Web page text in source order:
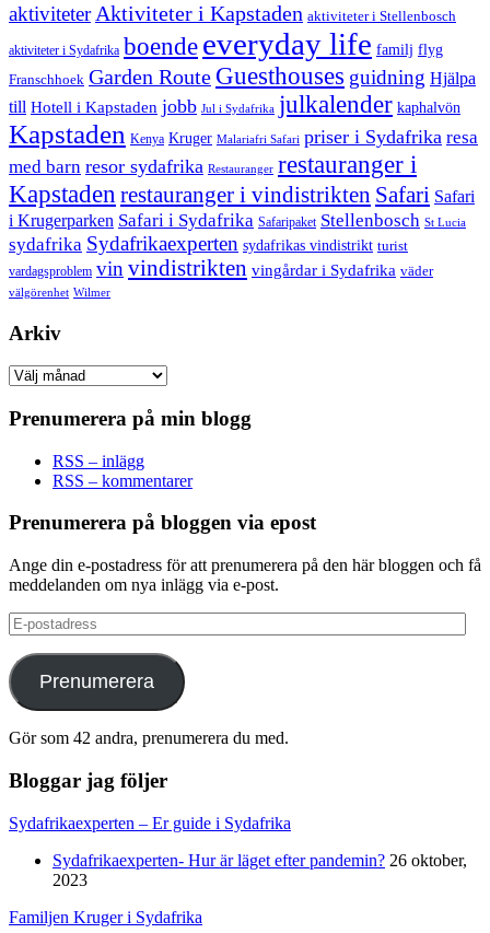
aktiviteter Aktiviteter i Kapstaden aktiviteter i Stellenbosch
aktiviteter i Sydafrika boende everyday life familj flyg
Franschhoek Garden Route Guesthouses guidning Hjälpa
till Hotell i Kapstaden jobb Jul i Sydafrika julkalender kaphalvön
Kapstaden Kenya Kruger Malariafri Safari priser i Sydafrika resa
med barn resor sydafrika Restauranger restauranger i
Kapstaden restauranger i vindistrikten Safari Safari
i Krugerparken Safari i Sydafrika Safaripaket Stellenbosch St Lucia
sydafrika Sydafrikaexperten sydafrikas vindistrikt turist
vardagsproblem vin vindistrikten vingårdar i Sydafrika väder
välgörenhet Wilmer
Arkiv
Arkiv
Prenumerera på min blogg
RSS – inlägg
RSS – kommentarer
Prenumerera på bloggen via epost
Ange din e-postadress för att prenumerera på den här bloggen och få
meddelanden om nya inlägg via e-post.
E-
postadress
Prenumerera
Gör som 42 andra, prenumerera du med.
Bloggar jag följer
Sydafrikaexperten – Er guide i Sydafrika
Sydafrikaexperten- Hur är läget efter pandemin? 26 oktober,
2023
Familjen Kruger i Sydafrika